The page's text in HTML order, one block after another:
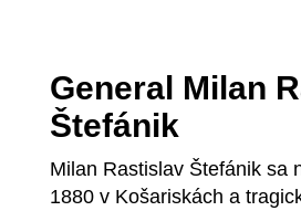
General Milan
Štefánik
Milan Rastislav Štefánik sa
1880 v Košariskách a